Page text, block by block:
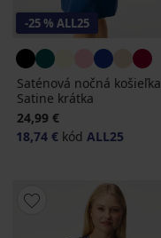
-25 % ALL25
Saténová nočná košieľka
Satine krátka
24,99 €
18,74 € kód ALL25